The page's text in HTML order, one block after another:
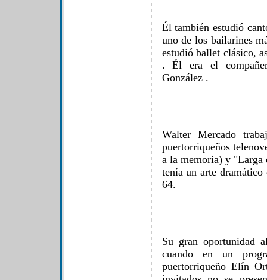
Él también estudió
uno de los bailarines
estudió ballet clásico,
. Él era el
González .
Walter Mercado
puertorriqueños
a la memoria) y "Larga
tenía un arte
64.
Su gran oportunidad
cuando en un
puertorriqueño Elín